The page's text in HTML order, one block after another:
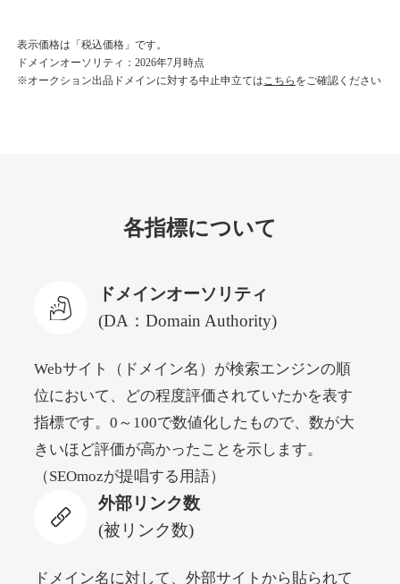
korean-beautyshop.com
ジャンルその他
詳細を見る
newyorktodaylive.com
DA53 外部リンク数 430 ドメイン年齢
詳細を見る
dog-life-jacket.com
ジャンルその他
外部リンク数393
入札 0件
表示価格は「税込価格」です。
ドメインオーソリティ：2026年7月時点
※オークション出品ドメインに対する中止申立てはこちら をご確認ください
各指標について
ドメインオーソリティ
(DA：Domain Authority)
Webサイト（ドメイン名）が検索エンジンの順
位において、どの程度評価されていたかを表す
指標です。0～100で数値化したもので、数が大
きいほど評価が高かったことを示します。
（SEOmozが提唱する用語）
外部リンク数
(被リンク数)
ドメイン名に対して、外部サイトから貼られて